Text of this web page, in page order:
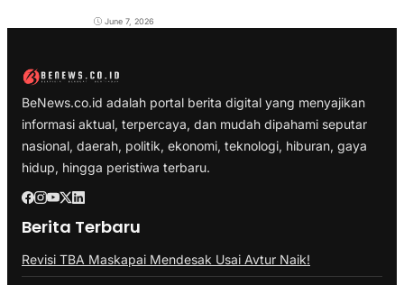
June 7, 2026
BeNews.co.id adalah portal berita digital yang menyajikan
informasi aktual, terpercaya, dan mudah dipahami seputar
nasional, daerah, politik, ekonomi, teknologi, hiburan, gaya
hidup, hingga peristiwa terbaru.
Berita Terbaru
Revisi TBA Maskapai Mendesak Usai Avtur Naik!